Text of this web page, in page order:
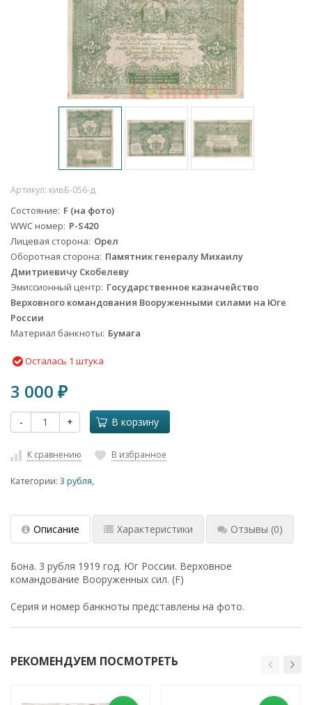
Артикул: кивБ-056-д
Состояние F (на фото)
WWC номер P-S420
Лицевая сторона Орел
Оборотная сторона Памятник генералу Михаилу
Дмитриевичу Скобелеву
Эмиссионный центр Государственное казначейство
Верховного командования Вооруженными силами на Юге
России
Материал банкноты Бумага
Осталась 1 штука
3 000 ₽
- + В корзину
К сравнению В избранное
Категории: 3 рубля,
Описание Характеристики Отзывы (0)
Бона. 3 рубля 1919 год. Юг России. Верховное
командование Вооруженных сил. (F)
Серия и номер банкноты представлены на фото.
РЕКОМЕНДУЕМ ПОСМОТРЕТЬ